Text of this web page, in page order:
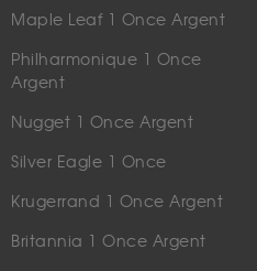
Maple Leaf 1 Once Argent
Philharmonique 1 Once
Argent
Nugget 1 Once Argent
Silver Eagle 1 Once
Krugerrand 1 Once Argent
Britannia 1 Once Argent